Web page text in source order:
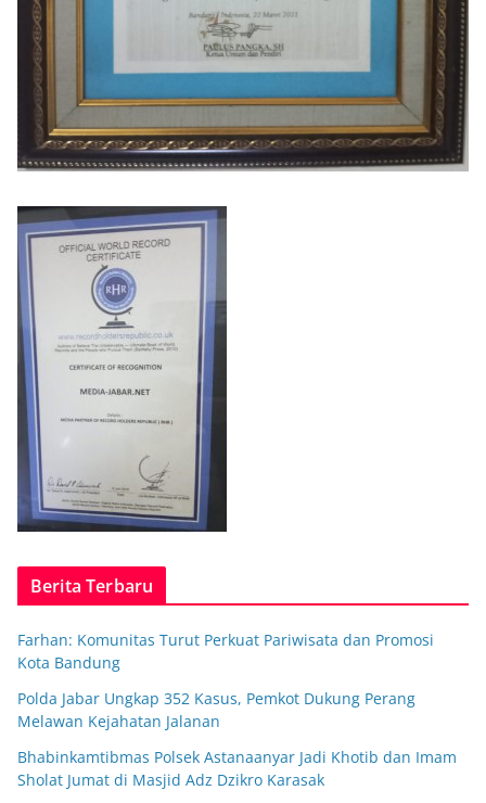
Berita Terbaru
Farhan: Komunitas Turut Perkuat Pariwisata dan Promosi
Kota Bandung
Polda Jabar Ungkap 352 Kasus, Pemkot Dukung Perang
Melawan Kejahatan Jalanan
Bhabinkamtibmas Polsek Astanaanyar Jadi Khotib dan Imam
Sholat Jumat di Masjid Adz Dzikro Karasak